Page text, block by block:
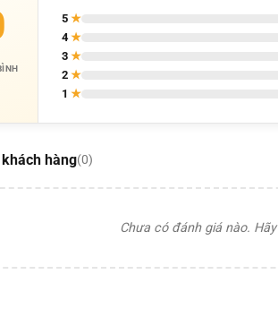
5 ★
4★
3 ★
2 ★
1 ★
hàng(0)
Chưa có đánh giá nào.